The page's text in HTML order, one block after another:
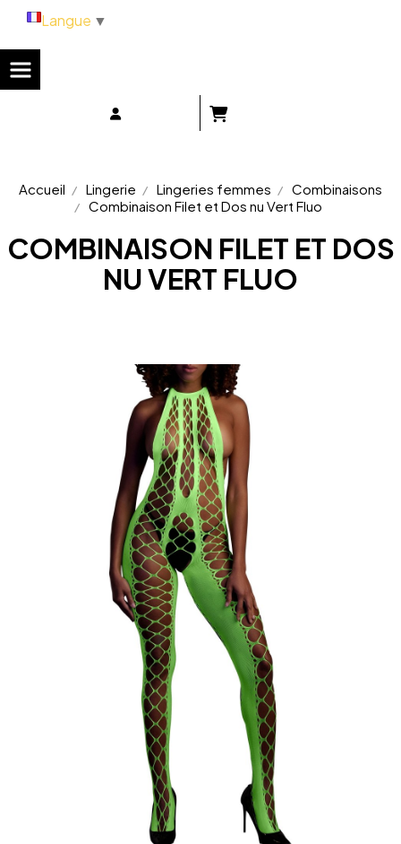
Accueil Lingerie Lingeries femmes
Combinaisons
Combinaison Filet et Dos nu Vert Fluo
COMBINAISON FILET ET DOS
NU VERT FLUO
Langue ▼